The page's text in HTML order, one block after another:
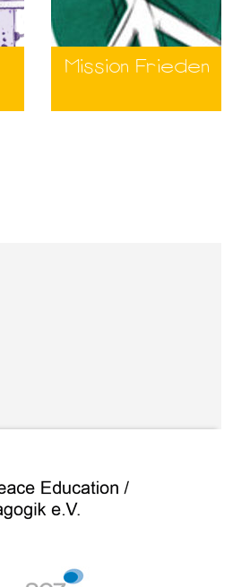
Mission Frieden